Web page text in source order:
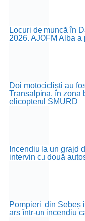
Locuri de muncă în
2026. AJOFM Alba
Doi motocicliști au
Transalpina, în zona
elicopterul SMURD
Incendiu la un grajd
intervin cu două
Pompierii din Sebeș
ars într-un incendiu